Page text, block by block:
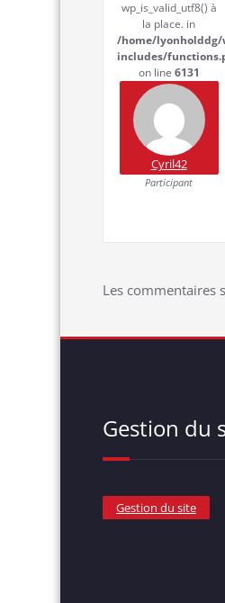
wp_is_valid_utf8() à
la place. in
/home/
includes/
on line 6131
Cyril42
Participant
Les commentaires
Gestion du
Gestion du site